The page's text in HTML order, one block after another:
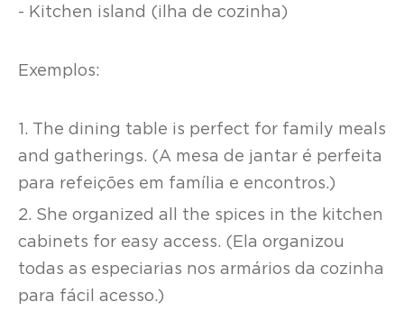
- Kitchen island (ilha de cozinha)
Exemplos:
1. The dining table is perfect for family meals
and gatherings. (A mesa de jantar é perfeita
para refeições em família e encontros.)
2. She organized all the spices in the kitchen
cabinets for easy access. (Ela organizou
todas as especiarias nos armários da cozinha
para fácil acesso.)